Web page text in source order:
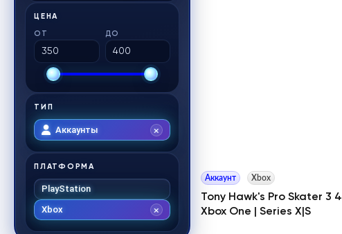
ЦЕНА
ОТ ДО
ТИП
Аккаунты
ПЛАТФОРМА
PlayStation
Xbox
Аккаунт Xbox
Tony Hawk's Pro Skater 3 4
Xbox One | Series X|S